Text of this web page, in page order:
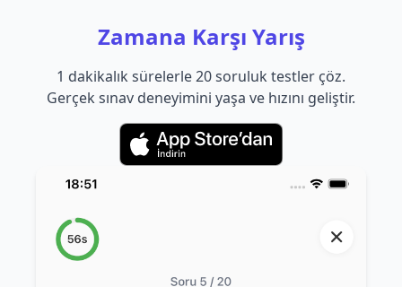
Zamana Karşı Yarış
1 dakikalık sürelerle 20 soruluk testler çöz.
Gerçek sınav deneyimini yaşa ve hızını geliştir.